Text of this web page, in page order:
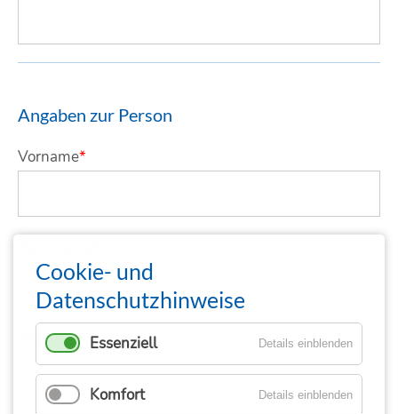
Angaben zur Person
Vorname*
Straße, Nr. *
Cookie- und
Datenschutzhinweise
Essenziell Details einblenden
Komfort Details einblenden